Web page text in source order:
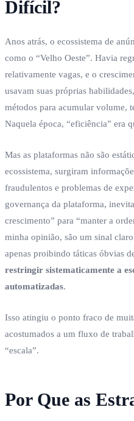
Difícil?
Anos atrás, o ecossistema de
como o “Velho Oeste”. Havia
relativamente vagas, e o
usavam suas próprias
métodos para acumular volume,
Naquela época, “eficiência” era
Mas as plataformas não são
ecossistema, surgiram
fraudulentos e problemas de
governança da plataforma,
crescimento” para “manter a
minha opinião, são um sinal
apenas proibindo táticas óbvias
restringir sistematicamente a
automatizadas.
Isso atingiu o ponto fraco de
acostumados a um fluxo de
“escala”.
Por Que as